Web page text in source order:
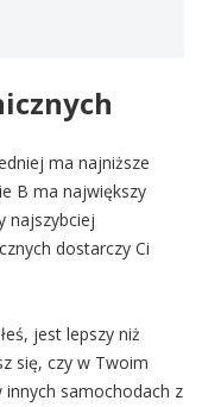
ma najniższe
B ma największy
najszybciej
dostarczy Ci
jest lepszy niż
się, czy w Twoim
samochodach z